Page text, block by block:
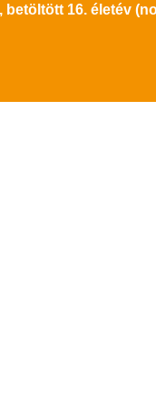
betöltött 16. életév